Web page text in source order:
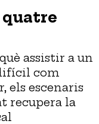
assistir a un
com
, els escenaris
recupera la